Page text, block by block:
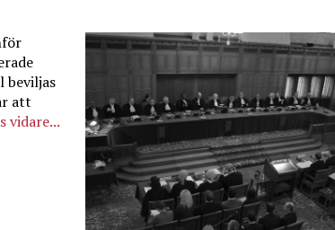
beviljas
att
vidare...